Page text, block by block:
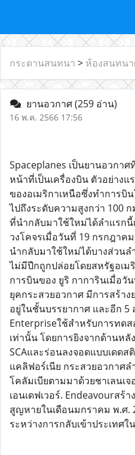
กระดานสนทนา > ห้องสนทน
ยานอวกาศ(259 อ่าน)
16 พ.ค. 2566 17:56
Spaceplanes เป็นยานอวกา
หน้าที่เป็นเครื่องบิน ตัวอย่างแ
ของอเมริกาเหนือซึ่งทำการบิ
ไปถึงระดับความสูงกว่า 100
ที่นำกลับมาใช้ใหม่ได้ลำแรก
วงโคจรเมื่อวันที่ 19 กรกฎาค
นำกลับมาใช้ใหม่ได้บางส่วนล
ไม่มีปีกถูกปล่อยโดยสหรัฐอเม
การบินของ ยูริ กาการินเมื่อวั
ยุคกระสวยอวกาศ มีการสร้า
อยู่ในชั้นบรรยากาศ และอีก 5
Enterpriseใช้สำหรับการทด
เท่านั้น โดยการยิงจากด้านหลั
SCAและร่อนลงจอดแบบเดดส
แคลิฟอร์เนีย กระสวยอวกาศ
โคลัมเบียตามมาด้วยชาเลนเ
เอนเดฟเวอร์. Endeavourสร้
สูญหายในเดือนมกราคม พ.ศ.
ระหว่างการกลับเข้าประเทศ